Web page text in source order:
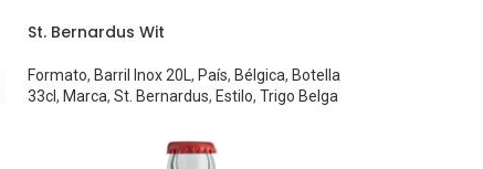
St. Bernardus Wit
Formato, Barril Inox 20L, País, Bélgica, Botella
33cl, Marca, St. Bernardus, Estilo, Trigo Belga